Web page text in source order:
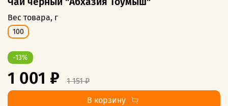
Вес товара, г
100
-13%
1 001 ₽
1 151 ₽
В корзину